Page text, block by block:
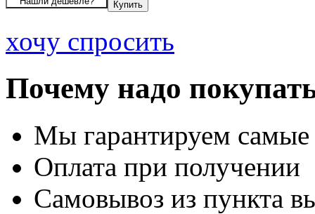
хочу спросить
Почему надо
Мы гарантируем
Оплата при получении
Самовывоз из пункта